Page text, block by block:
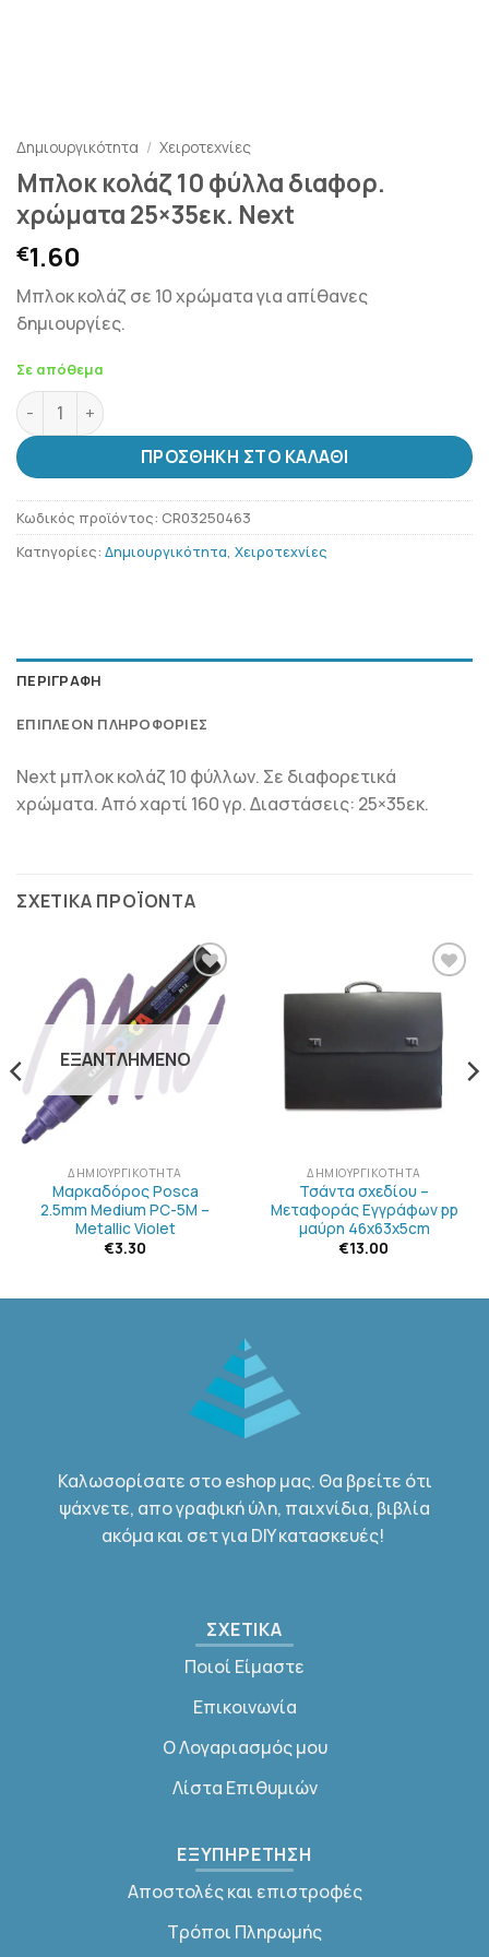
Δημιουργικότητα / Χειροτεχνίες
Μπλοκ κολάζ 10 φύλλα διαφορ.
χρώματα 25×35εκ. Next
€1.60
Μπλοκ κολάζ σε 10 χρώματα για απίθανες
δημιουργίες.
Σε απόθεμα
Μπλοκ κολάζ 10 φύλλα διαφορ. χρώματα 25x35εκ. Next
ΠΡΟΣΘΉΚΗ ΣΤΟ ΚΑΛΆΘΙ
Κωδικός προϊόντος: CR03250463
Κατηγορίες: Δημιουργικότητα, Χειροτεχνίες
ΠΕΡΙΓΡΑΦΉ
ΕΠΙΠΛΈΟΝ ΠΛΗΡΟΦΟΡΊΕΣ
Next μπλοκ κολάζ 10 φύλλων. Σε διαφορετικά
χρώματα. Από χαρτί 160 γρ. Διαστάσεις: 25×35εκ.
ΣΧΕΤΙΚΆ ΠΡΟΪΌΝΤΑ
ΠΡΟΣΘΉΚΗ
ΣΤΗΝ
ΛΊΣΤΑ
ΕΠΙΘΥΜΙΏΝ
ΕΞΑΝΤΛΗΜΈΝΟ
ΔΗΜΙΟΥΡΓΙΚΌΤΗΤΑ
Μαρκαδόρος Posca
2.5mm Medium PC-5M –
Metallic Violet
€3.30
ΠΡΟΣΘΉΚΗ
ΣΤΗΝ
ΕΠΙΘΥΜΙΏΝ
ΔΗΜΙΟΥΡΓΙΚΌΤΗΤΑ
Τσάντα σχεδίου –
Μεταφοράς Εγγράφων pp
μαύρη 46x63x5cm
€13.00
Καλωσορίσατε στο eshop μας. Θα βρείτε ότι
ψάχνετε, απο γραφική ύλη, παιχνίδια, βιβλία
ακόμα και σετ για DIY κατασκευές!
ΣΧΕΤΙΚΑ
Ποιοί Είμαστε
Επικοινωνία
Ο Λογαριασμός μου
Λίστα Επιθυμιών
ΕΞΥΠΗΡΕΤΗΣΗ
Αποστολές και επιστροφές
Τρόποι Πληρωμής